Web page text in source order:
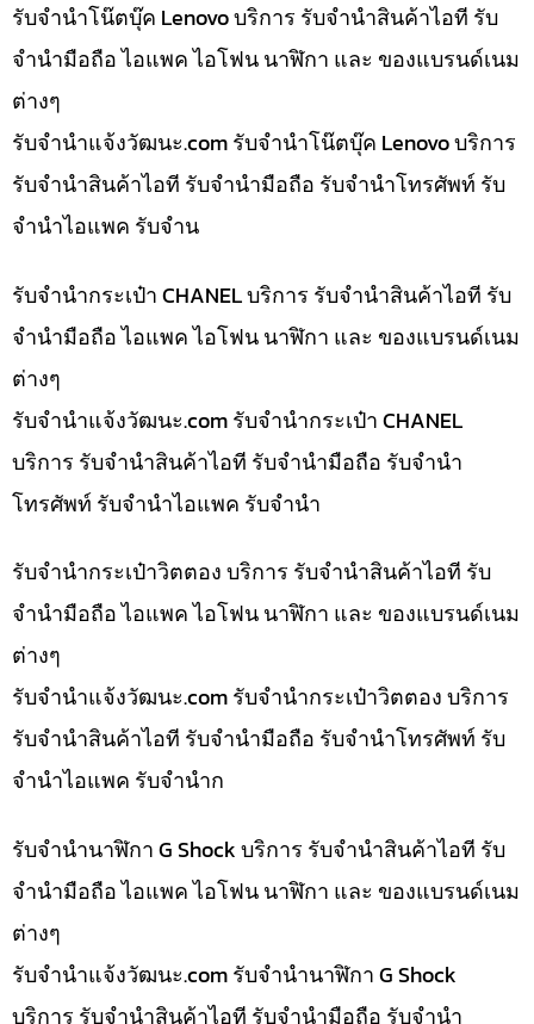
รับจำนำโน๊ตบุ๊ค Lenovo บริการ รับจำนำสินค้าไอที รับ
จำนำมือถือ ไอแพค ไอโฟน นาฬิกา และ ของแบรนด์เนม
ต่างๆ
รับจํานําแจ้งวัฒนะ.com รับจำนำโน๊ตบุ๊ค Lenovo บริการ
รับจำนำสินค้าไอที รับจำนำมือถือ รับจำนำโทรศัพท์ รับ
จำนำไอแพค รับจำน
รับจำนำกระเป๋า CHANEL บริการ รับจำนำสินค้าไอที รับ
จำนำมือถือ ไอแพค ไอโฟน นาฬิกา และ ของแบรนด์เนม
ต่างๆ
รับจํานําแจ้งวัฒนะ.com รับจำนำกระเป๋า CHANEL
บริการ รับจำนำสินค้าไอที รับจำนำมือถือ รับจำนำ
โทรศัพท์ รับจำนำไอแพค รับจำนำ
รับจำนำกระเป๋าวิตตอง บริการ รับจำนำสินค้าไอที รับ
จำนำมือถือ ไอแพค ไอโฟน นาฬิกา และ ของแบรนด์เนม
ต่างๆ
รับจํานําแจ้งวัฒนะ.com รับจำนำกระเป๋าวิตตอง บริการ
รับจำนำสินค้าไอที รับจำนำมือถือ รับจำนำโทรศัพท์ รับ
จำนำไอแพค รับจำนำก
รับจำนำนาฬิกา G Shock บริการ รับจำนำสินค้าไอที รับ
จำนำมือถือ ไอแพค ไอโฟน นาฬิกา และ ของแบรนด์เนม
ต่างๆ
รับจํานําแจ้งวัฒนะ.com รับจำนำนาฬิกา G Shock
บริการ รับจำนำสินค้าไอที รับจำนำมือถือ รับจำนำ